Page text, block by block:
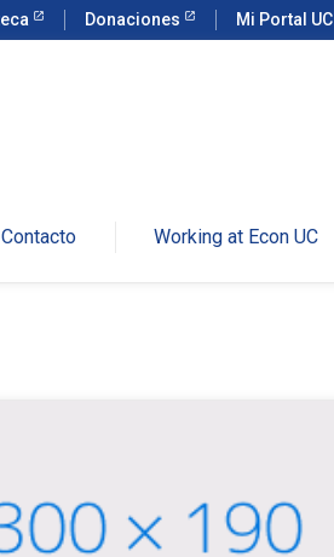
Donaciones Mi Portal UC
Contacto Working at Econ UC